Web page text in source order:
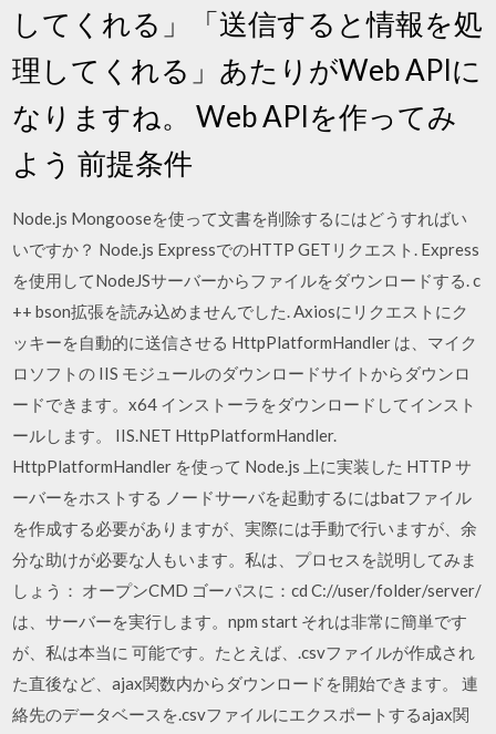
してくれる」「送信すると情報を処
理してくれる」あたりがWeb APIに
なりますね。 Web APIを作ってみ
よう 前提条件
Node.js Mongooseを使って文書を削除するにはどうすればい
いですか？ Node.js ExpressでのHTTP GETリクエスト. Express
を使用してNodeJSサーバーからファイルをダウンロードする. c
++ bson拡張を読み込めませんでした. Axiosにリクエストにク
ッキーを自動的に送信させる HttpPlatformHandler は、マイク
ロソフトの IIS モジュールのダウンロードサイトからダウンロ
ードできます。x64 インストーラをダウンロードしてインスト
ールします。 IIS.NET HttpPlatformHandler.
HttpPlatformHandler を使って Node.js 上に実装した HTTP サ
ーバーをホストする ノードサーバを起動するにはbatファイル
を作成する必要がありますが、実際には手動で行いますが、余
分な助けが必要な人もいます。私は、プロセスを説明してみま
しょう： オープンCMD ゴーパスに：cd C://user/folder/server/
は、サーバーを実行します。npm start それは非常に簡単です
が、私は本当に 可能です。たとえば、.csvファイルが作成され
た直後など、ajax関数内からダウンロードを開始できます。 連
絡先のデータベースを.csvファイルにエクスポートするajax関